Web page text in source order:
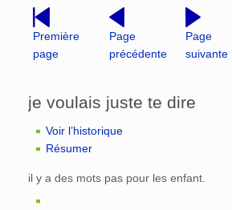
Première
page
Page
précédente
Page
suivante
je voulais juste te dire
Voir l’historique
Résumer
il y a des mots pas pour les enfant.